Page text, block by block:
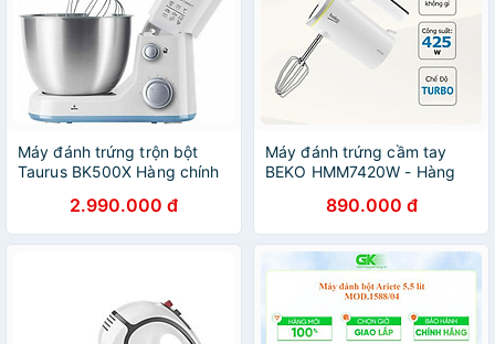
Máy đánh trứng trộn bột
Taurus BK500X Hàng chính
2.990.000 đ
Máy đánh trứng cầm tay
BEKO HMM7420W - Hàng
890.000 đ